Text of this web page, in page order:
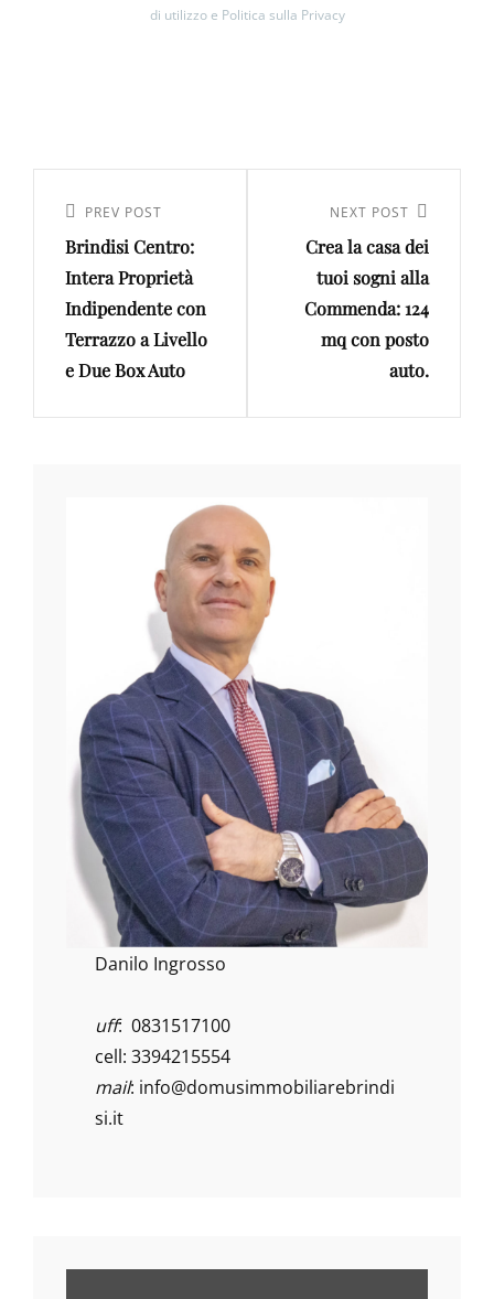
di utilizzo e Politica sulla Privacy
articoli
Previous
Post
PREV POST
Brindisi Centro:
Intera Proprietà
Indipendente con
Terrazzo a Livello
e Due Box Auto
Post
NEXT POST
Crea la casa dei
tuoi sogni alla
Commenda: 124
mq con posto
auto.
Danilo Ingrosso
uff: 0831517100
cell: 3394215554
mail: info@domusimmobiliarebrindi
si.it